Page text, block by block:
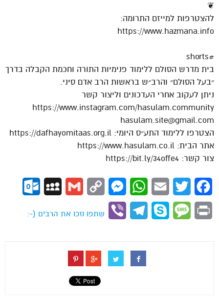
❦
להצטרפות למייזם התרומה:
https://www.hazmana.info
#shorts
בית מדרש הסולם ללימוד פנימיות התורה וחכמת הקבלה בדרך
״בעל הסולם״ והרב״ש בראשות הרב אדם סיני.
ניתן לעקוב אחרי העדכונים וליצור קשר
https://www.instagram.com/hasulam.community
hasulam.site@gmail.com
הצטרפו ללימוד התע״ס היומי: https://dafhayomitaas.org.il
אתר הבית: https://www.hasulam.co.il
צור קשר: https://bit.ly/34offe4
Facebook
Twitter
Email
WhatsApp
Messenger
Copy
Gmail
MySpace
Print
Message
Skype
Telegram
Viber
שתפו וזכו את הרבים (-: